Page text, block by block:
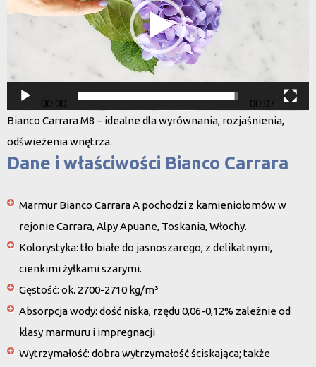
00:00
00:07
Bianco Carrara M8 – idealne dla wyrównania, rozjaśnienia,
odświeżenia wnętrza.
Dane i właściwości Bianco Carrara
Marmur Bianco Carrara A pochodzi z kamieniołomów w
rejonie Carrara, Alpy Apuane, Toskania, Włochy.
Kolorystyka: tło białe do jasnoszarego, z delikatnymi,
cienkimi żyłkami szarymi.
Gęstość: ok. 2700-2710 kg/m³
Absorpcja wody: dość niska, rzędu0,06-0,12% zależnie od
klasy marmuru i impregnacji
Wytrzymałość: dobra wytrzymałość ściskająca; także